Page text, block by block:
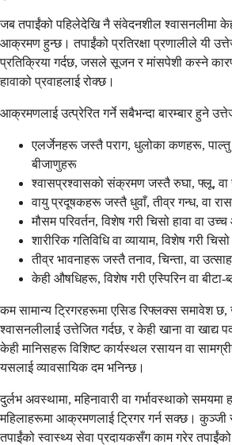
जब तपाईंको पहिलेदेखि नै संवेदनशील श्वासनलीमा
आक्रमण हुन्छ। तपाईंको प्रतिरक्षा प्रणालीले यी
प्रतिक्रिया गर्दछ, जसले सूजन र मांसपेशी कस्ने
हावाको प्रवाहलाई रोक्छ।
आक्रमणलाई उत्प्रेरित गर्ने सबैभन्दा बारम्बार हुने
एलर्जेनहरू जस्तै पराग, धुलोका कणहरू, पाल्तु
बीजाणुहरू
श्वासप्रश्वासको संक्रमण जस्तै रुघा, फ्लू,
वायु प्रदूषकहरू जस्तै धुवाँ, तीव्र गन्ध, वा
मौसम परिवर्तन, विशेष गरी चिसो हावा वा उच्च
शारीरिक गतिविधि वा व्यायाम, विशेष गरी
तीव्र भावनाहरू जस्तै तनाव, चिन्ता, वा
केही औषधिहरू, विशेष गरी एस्पिरिन वा
कम सामान्य ट्रिगरहरूमा एसिड रिफ्लक्स समावेश
श्वासनलीलाई उत्तेजित गर्दछ, र केही खाना वा
केही मानिसहरू विशिष्ट कार्यस्थल रसायन वा
यसलाई व्यावसायिक दम भनिन्छ।
दुर्लभ अवस्थामा, महिनावारी वा गर्भावस्थाको समयमा
महिलाहरूमा आक्रमणलाई ट्रिगर गर्न सक्छ। कुञ्जी
तपाईंको स्वास्थ्य सेवा प्रदायकसँग काम गरेर